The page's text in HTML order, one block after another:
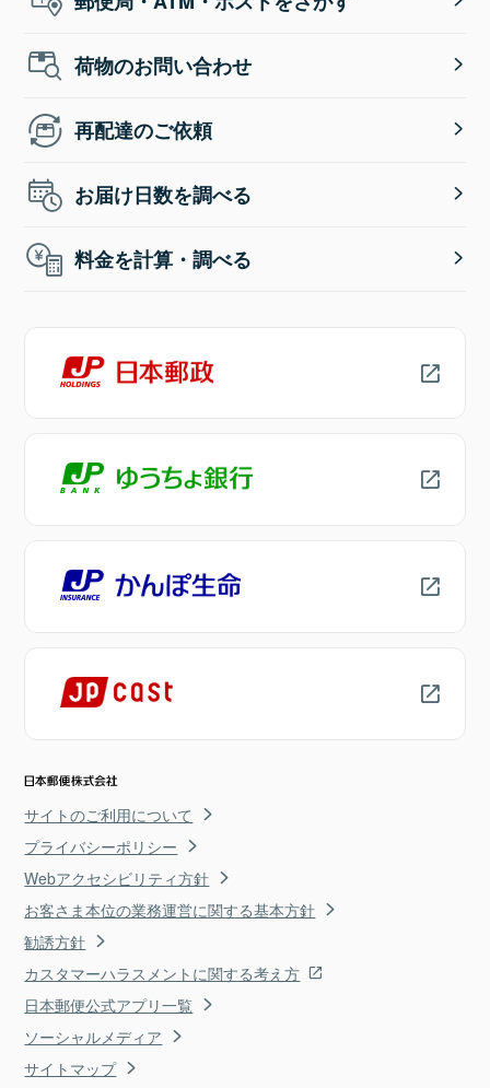
荷物のお問い合わせ
再配達のご依頼
お届け日数を調べる
料金を計算・調べる
サイトのご利用について
プライバシーポリシー
Webアクセシビリティ方針
お客さま本位の業務運営に関する基本方針
勧誘方針
カスタマーハラスメントに関する考え方
日本郵便公式アプリ一覧
ソーシャルメディア
サイトマップ